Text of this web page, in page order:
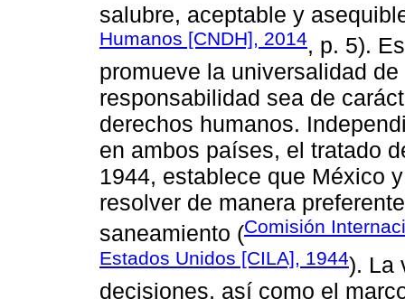
salubre, aceptable y
Humanos [CNDH], 2014, p. 5).
promueve la universalidad
responsabilidad sea de
derechos humanos.
en ambos países, el tratado
1944, establece que México
resolver de manera
saneamiento (Comisión
Estados Unidos [CILA], 1944). La
decisiones, así como el